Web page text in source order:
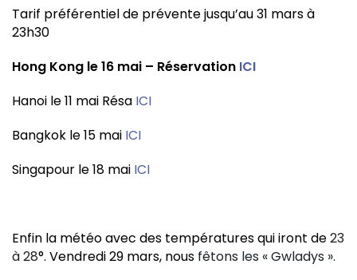
Tarif préférentiel de prévente jusqu’au 31 mars à
23h30
Hong Kong le 16 mai – Réservation ICI
Hanoi le 11 mai Résa ICI
Bangkok le 15 mai ICI
Singapour le 18 mai ICI
Enfin la météo avec des températures qui iront de23
à 28°. Vendredi 29 mars, nous fêtons les « Gwladys ».